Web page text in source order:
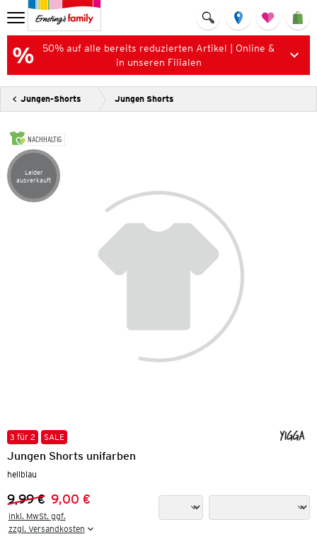
50% auf alle bereits reduzierten Artikel | Online &
in unseren Filialen
Jungen-Shorts Jungen Shorts
NACHHALTIG
Artikel leider ausverkauft
Leider
ausverkauft
3 für 2 SALE
Jungen Shorts unifarben
hellblau
Vorheriger Preis:
9,99 €
Neuer Preis:
9,00 €
inkl. MwSt. ggf.
zzgl. Versandkosten